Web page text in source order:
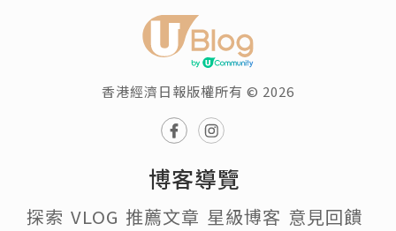
香港經濟日報版權所有 © 2026
博客導覽
探索 VLOG 推薦文章 星級博客 意見回饋